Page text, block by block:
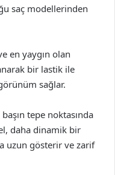
saç modellerinden
en yaygın olan
bir lastik ile
sağlar.
tepe noktasında
daha dinamik bir
uzun gösterir ve zarif